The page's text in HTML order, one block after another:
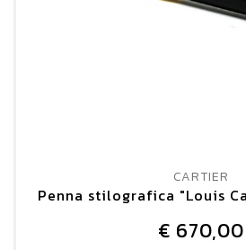
CARTIER
Penna stilografica "Louis
€ 670,00